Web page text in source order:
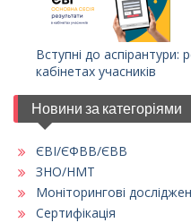
Вступні до аспірантури:
кабінетах учасників
Новини за категоріями
ЄВІ/ЄФВВ/ЄВВ
ЗНО/НМТ
Моніторингові
Сертифікація